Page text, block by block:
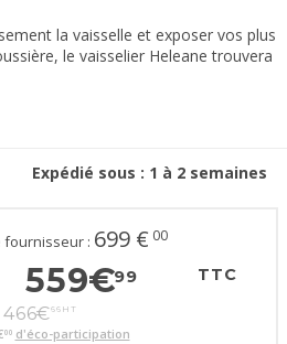
la vaisselle et exposer vos plus
le vaisselier Heleane trouvera
Expédié sous : 1 à 2 semaines
fournisseur : 699 € 00
559€99 TTC
466€66 HT
00 d'éco-participation